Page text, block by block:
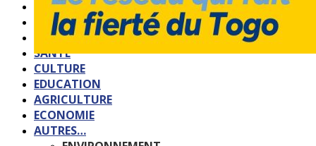
POLITIQUE
SOCIETE
SPORTS
SANTE
CULTURE
EDUCATION
AGRICULTURE
ECONOMIE
AUTRES…